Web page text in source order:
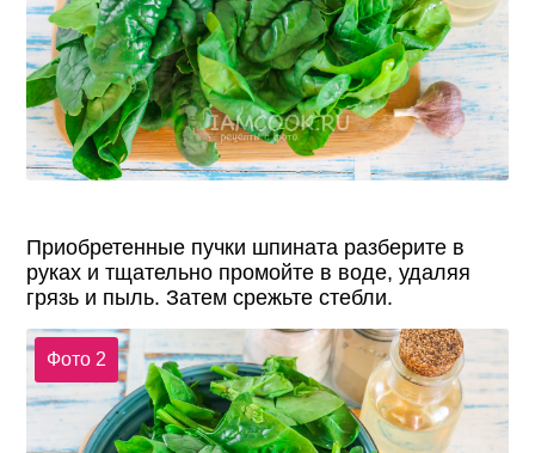
Приобретенные пучки шпината разберите в
руках и тщательно промойте в воде, удаляя
грязь и пыль. Затем срежьте стебли.
Фото 2